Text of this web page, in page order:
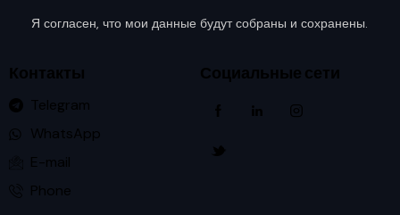
Я согласен, что мои данные будутсобраны и сохранены.
Контакты
Telegram
WhatsApp
E-mail
Phone
Социальные сети